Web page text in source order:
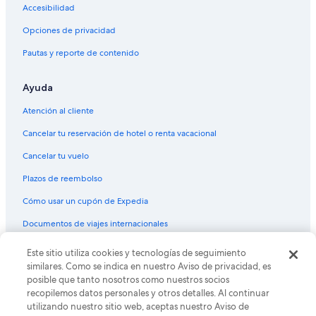
Vuelos de Jacksonville (JAX) a Orlando (ORL)
Vuelos de Los Ángeles (LAX) a Orlando (ORL)
Vuelos de Lima (LIM) a Orlando (ORL)
Vuelos de Ciudad de México (MEX) a Orlando (ORL)
Vuelos de McAllen (MFE) a Orlando (ORL)
Vuelos de Managua (MGA) a Orlando (ORL)
Vuelos de Miami (MIA) a Orlando (ORL)
Vuelos de Milwaukee (MKE) a Orlando (ORL)
Vuelos de Mobile (MOB) a Orlando (ORL)
Vuelos de Minneapolis (MSP) a Orlando (ORL)
Vuelos de Nueva Orleans (MSY) a Orlando (ORL)
Accesibilidad
Opciones de privacidad
Pautas y reporte de contenido
Ayuda
Atención al cliente
Cancelar tu reservación de hotel o renta vacacional
Cancelar tu vuelo
Plazos de reembolso
Cómo usar un cupón de Expedia
Documentos de viajes internacionales
© 2026 Expedia, Inc., una empresa de Expedia Group. Todos los
derechos reservados. Expedia y el logo de Expedia son marcas
registradas o marcas comerciales de Expedia, Inc. CST# 2029030-50.
Este sitio utiliza cookies y tecnologías de seguimiento
similares. Como se indica en nuestro Aviso de privacidad, es
posible que tanto nosotros como nuestros socios
recopilemos datos personales y otros detalles. Al continuar
utilizando nuestro sitio web, aceptas nuestro Aviso de